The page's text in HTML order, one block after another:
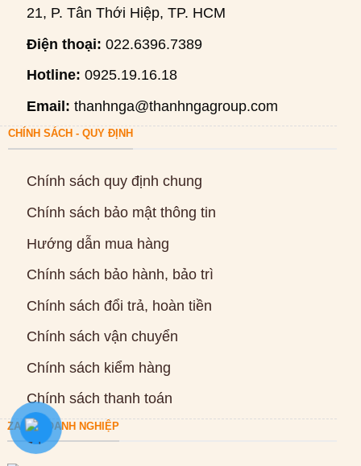
21, P. Tân Thới Hiệp, TP. HCM
Điện thoại: 022.6396.7389
Hotline: 0925.19.16.18
Email: thanhnga@thanhngagroup.com
CHÍNH SÁCH - QUY ĐỊNH
Chính sách quy định chung
Chính sách bảo mật thông tin
Hướng dẫn mua hàng
Chính sách bảo hành, bảo trì
Chính sách đổi trả, hoàn tiền
Chính sách vận chuyển
Chính sách kiểm hàng
Chính sách thanh toán
ZALO DOANH NGHIỆP